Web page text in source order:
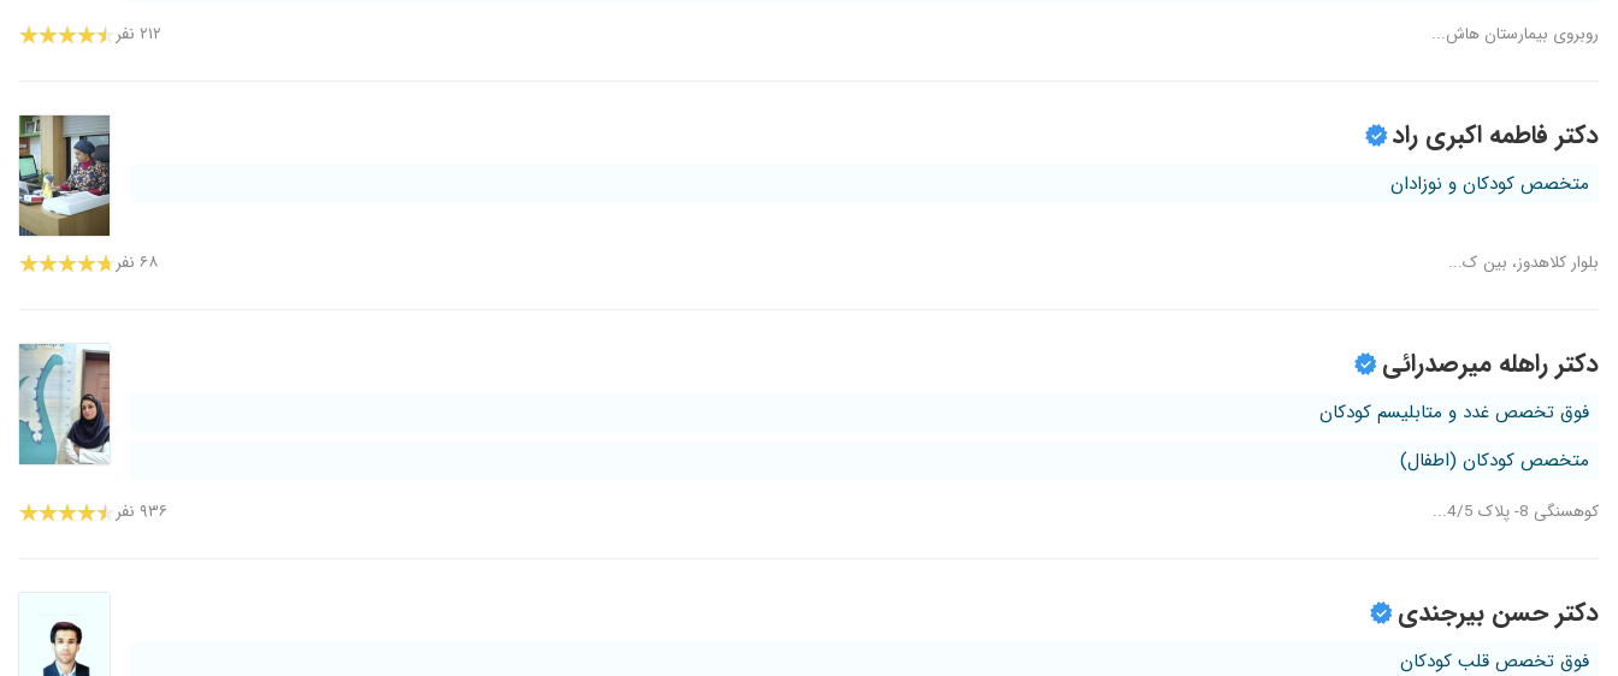
روبروی بیمارستان هاش... ۲۱۲ نفر
دکتر فاطمه اکبری راد
متخصص کودکان و نوزادان
بلوار کلاهدوز، بین ک... ۶۸ نفر
دکتر راهله میرصدرائی
فوق تخصص غدد و متابلیسم کودکان
متخصص کودکان (اطفال)
کوهسنگی 8- پلاک 4/5... ۹۳۶ نفر
دکتر حسن بیرجندی
فوق تخصص قلب کودکان